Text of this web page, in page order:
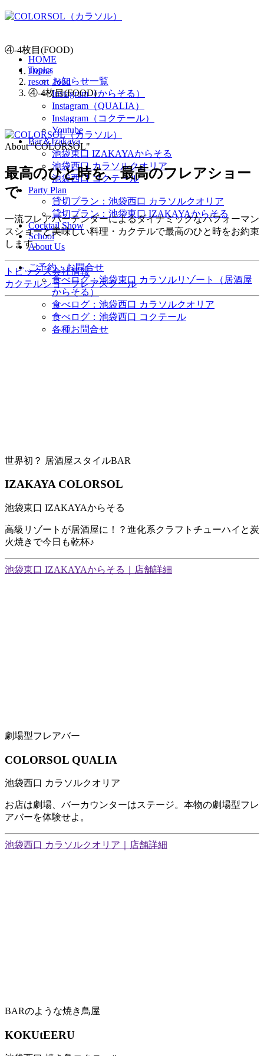
HOME
Topics
お知らせ一覧
Instagram（からそる）
Instagram（QUALIA）
Instagram（コクテール）
Youtube
Bar＆Izakaya
池袋東口 IZAKAYAからそる
池袋西口 カラソルクオリア
池袋西口 コクテール
Party Plan
貸切プラン：池袋西口 カラソルクオリア
貸切プラン：池袋東口 IZAKAYAからそる
Cocktail Show
School
About Us
ご予約・お問合せ
食べログ：池袋東口 カラソルリゾート（居酒屋
からそる）
食べログ：池袋西口 カラソルクオリア
食べログ：池袋西口 コクテール
各種お問合せ
④-4枚目(FOOD)
Home
resort_food
④-4枚目(FOOD)
About "COLORSOL"
最高のひと時を、最高のフレアショー
で
一流フレアバーテンダーによるダイナミックなパフォーマン
スショーと美味しい料理・カクテルで最高のひと時をお約束
します。
トピックス会社情報
カクテルショーフレアスクール
世界初？ 居酒屋スタイルBAR
IZAKAYA COLORSOL
池袋東口 IZAKAYAからそる
高級リゾートが居酒屋に！？進化系クラフトチューハイと炭
火焼きで今日も乾杯♪
池袋東口 IZAKAYAからそる｜店舗詳細
劇場型フレアバー
COLORSOL QUALIA
池袋西口 カラソルクオリア
お店は劇場、バーカウンターはステージ。本物の劇場型フレ
アバーを体験せよ。
池袋西口 カラソルクオリア｜店舗詳細
BARのような焼き鳥屋
KOKUtEERU